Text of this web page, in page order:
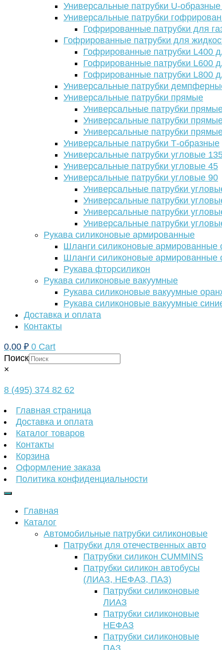
Универсальные патрубки U-
Универсальные патрубки
Гофрированные патрубки для
Гофрированные патрубки для
Гофрированные патрубки L400
Гофрированные патрубки L600
Гофрированные патрубки L800
Универсальные патрубки
Универсальные патрубки прямые
Универсальные патрубки
Универсальные патрубки
Универсальные патрубки
Универсальные патрубки Т-образные
Универсальные патрубки угловые
Универсальные патрубки угловые 45
Универсальные патрубки угловые 90
Универсальные патрубки
Универсальные патрубки
Универсальные патрубки
Универсальные патрубки
Рукава силиконовые армированные
Шланги силиконовые армированные
Шланги силиконовые армированные
Рукава фторсиликон
Рукава силиконовые вакуумные
Рукава силиконовые вакуумные
Рукава силиконовые вакуумные
Доставка и оплата
Контакты
0,00 ₽ 0 Cart
Поиск
×
8 (495) 374 82 62
Главная страница
Доставка и оплата
Каталог товаров
Контакты
Корзина
Оформление заказа
Политика конфиденциальности
Главная
Каталог
Автомобильные патрубки силиконовые
Патрубки для отечественных авто
Патрубки силикон CUMMINS
Патрубки силикон автобусы
(ЛИАЗ, НЕФАЗ, ПАЗ)
Патрубки силиконовые
ЛИАЗ
Патрубки силиконовые
НЕФАЗ
Патрубки силиконовые
ПАЗ